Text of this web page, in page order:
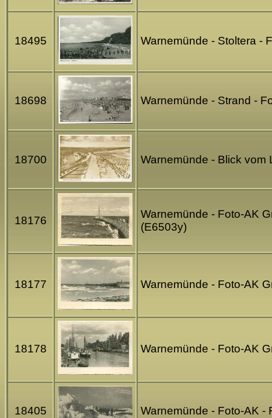
18495 Warnemünde - Stoltera -
18698 Warnemünde - Strand -
18700 Warnemünde - Blick vom
18176
Warnemünde - Foto-AK
(E6503y)
18177 Warnemünde - Foto-AK
18178 Warnemünde - Foto-AK
18405 Warnemünde - Foto-AK -